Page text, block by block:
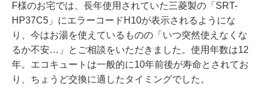
F様のお宅では、長年使用されていた三菱製の「SRT-
HP37C5」にエラーコードH10が表示されるようにな
り、今はお湯を使えているものの「いつ突然使えなくな
るか不安…」とご相談をいただきました。使用年数は12
年。エコキュートは一般的に10年前後が寿命とされてお
り、ちょうど交換に適したタイミングでした。